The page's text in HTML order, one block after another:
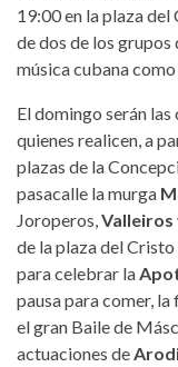
19:00 en la plaza
de dos de los
música cubana como
El domingo serán
quienes realicen, a
plazas de la
pasacalle la murga
Joroperos, Valleiros
de la plaza del
para celebrar la
pausa para comer,
el gran Baile de
actuaciones de